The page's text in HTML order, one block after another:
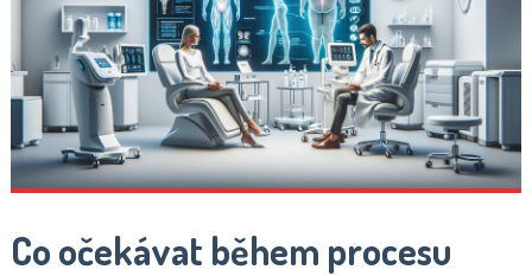
Co očekávat během procesu